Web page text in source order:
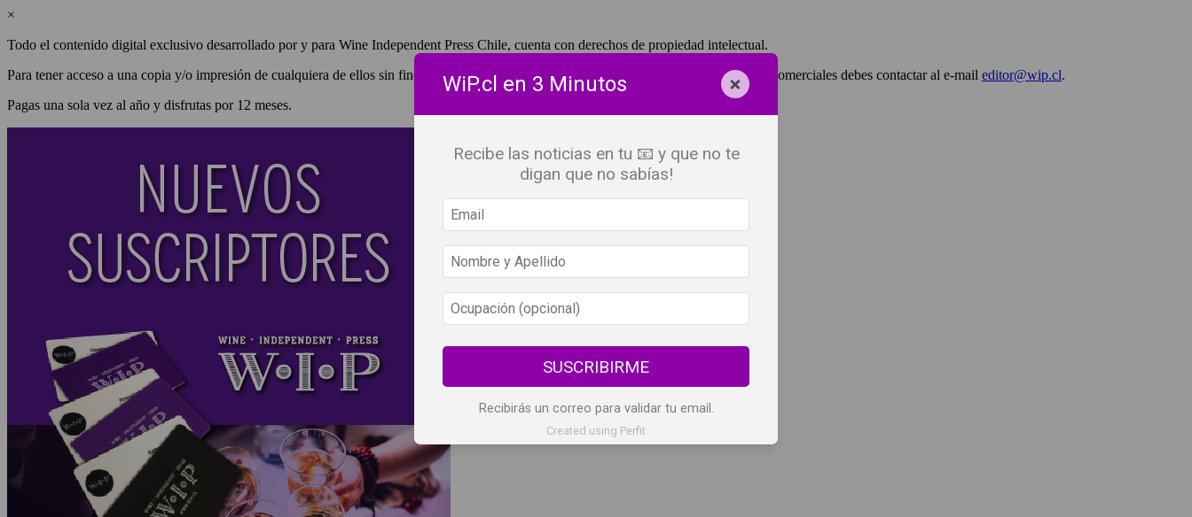
×
Todo el contenido digital exclusivo desarrollado por y para Wine Independent Press Chile, cuenta con derechos de propiedad intelectual.
Para tener acceso a una copia y/o impresión de cualquiera de ellos sin fines de lucro, debes ser #SuscriptorWiP.^Para su réplica con fines comerciales debes contactar al e-mail editor@wip.cl.
Pagas una sola vez al año y disfrutas por 12 meses.
WiP.cl en 3 Minutos ×
Recibe las noticias en tu 📧 y que no te
digan que no sabías!
SUSCRIBIRME
Recibirás un correo para validar tu email.
Created using Perfit